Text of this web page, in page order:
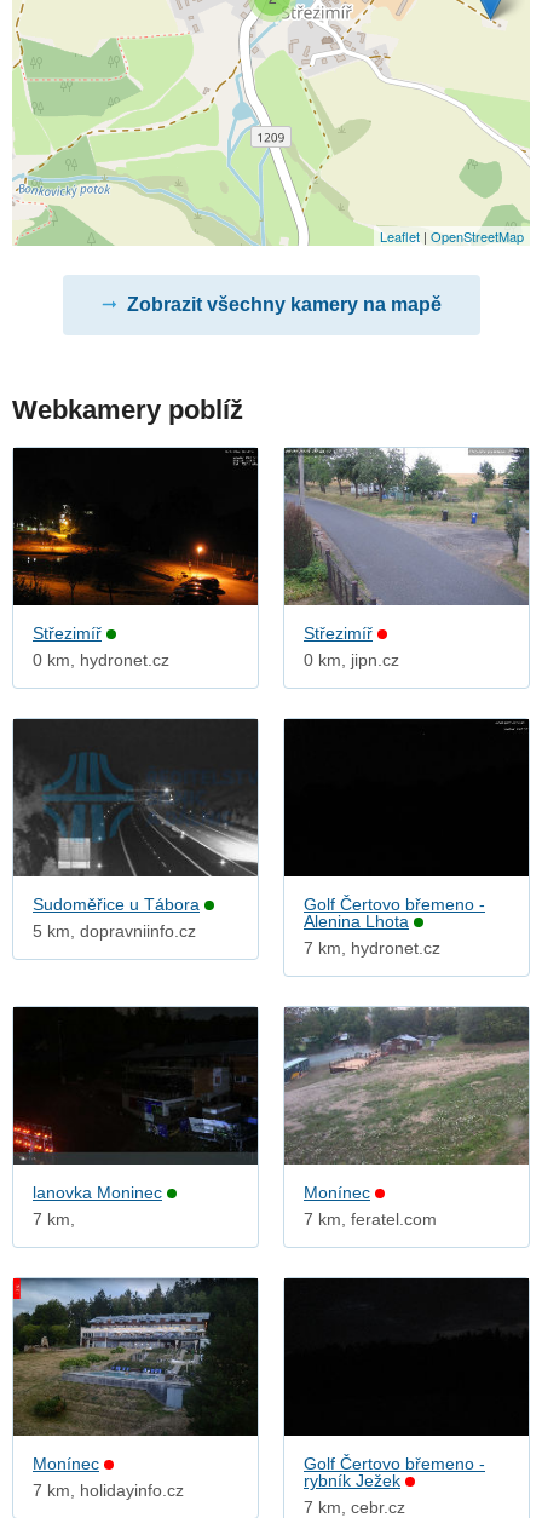
Leaflet | OpenStreetMap
Zobrazit všechny kamery na mapě
Webkamery poblíž
Střezimíř
0 km, hydronet.cz
Střezimíř
0 km, jipn.cz
Sudoměřice u Tábora
5 km, dopravniinfo.cz
Golf Čertovo břemeno -
Alenina Lhota
7 km, hydronet.cz
lanovka Moninec
7 km,
Monínec
7 km, feratel.com
Monínec
7 km, holidayinfo.cz
Golf Čertovo břemeno -
rybník Ježek
7 km, cebr.cz